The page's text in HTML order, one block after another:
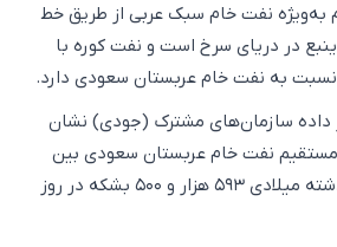
نفت خام سبک عربی از طریق خط
در دریای سرخ است و نفت کوره با
نسبت به نفت خام عربستان سعودی دارد.
داده سازمان‌های مشترک (جودی) نشان
نفت خام عربستان سعودی بین
ژوئن و سپتامبر سال گذشته میلادی ۵۹۳ هزار و ۵۰۰ بشکه در روز